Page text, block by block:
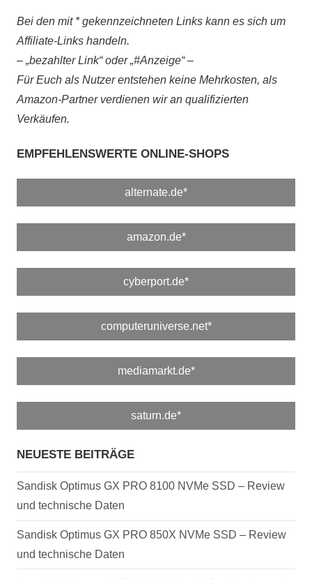
Bei den mit * gekennzeichneten Links kann es sich um
Affiliate-Links handeln.
– „bezahlter Link“ oder „#Anzeige“ –
Für Euch als Nutzer entstehen keine Mehrkosten, als
Amazon-Partner verdienen wir an qualifizierten
Verkäufen.
EMPFEHLENSWERTE ONLINE-SHOPS
alternate.de*
amazon.de*
cyberport.de*
computeruniverse.net*
mediamarkt.de*
saturn.de*
NEUESTE BEITRÄGE
Sandisk Optimus GX PRO 8100 NVMe SSD – Review
und technische Daten
Sandisk Optimus GX PRO 850X NVMe SSD – Review
und technische Daten